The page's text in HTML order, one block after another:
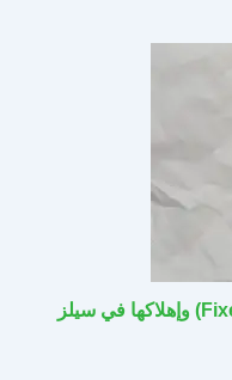
كيف تدير الأصول الثابتة (Fixed Assets) وإهلاكها في سيلز